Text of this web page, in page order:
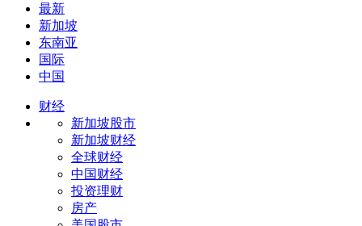
最新
新加坡
东南亚
国际
中国
财经
新加坡股市
新加坡财经
全球财经
中国财经
投资理财
房产